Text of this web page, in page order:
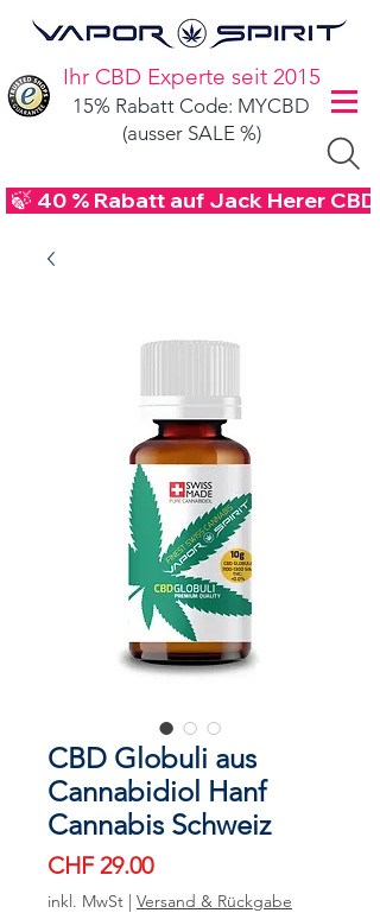
Ihr CBD Experte seit 2015
15% Rabatt Code: MYCBD
(ausser SALE %)
🍃 40 % Rabatt auf Jack Herer
CBD Globuli aus
Cannabidiol Hanf
Cannabis Schweiz
CHF 29.00Preis
inkl. MwSt | Versand & Rückgabe